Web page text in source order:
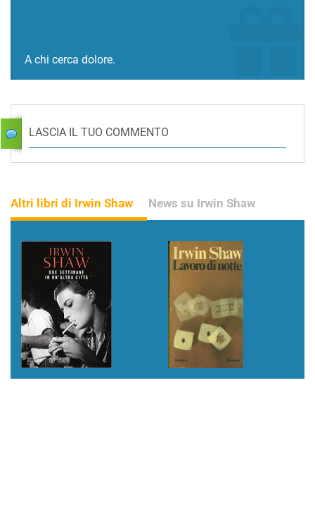
A chi cerca dolore.
LASCIA IL TUO COMMENTO
Altri libri di Irwin Shaw News su Irwin Shaw